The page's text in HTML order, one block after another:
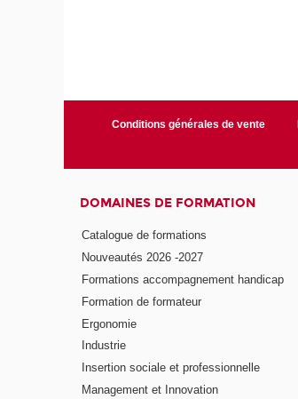
Conditions générales de vente
DOMAINES DE FORMATION
Catalogue de formations
Nouveautés 2026 -2027
Formations accompagnement handicap
Formation de formateur
Ergonomie
Industrie
Insertion sociale et professionnelle
Management et Innovation